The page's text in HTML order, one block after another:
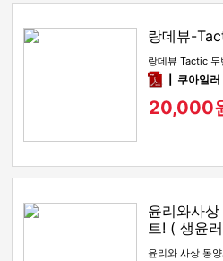
랑데뷰-
랑데뷰 Tactic
pdf쿠아일러
20,000
윤리와사
트! ( 생윤
다! )
윤리와 사상 동